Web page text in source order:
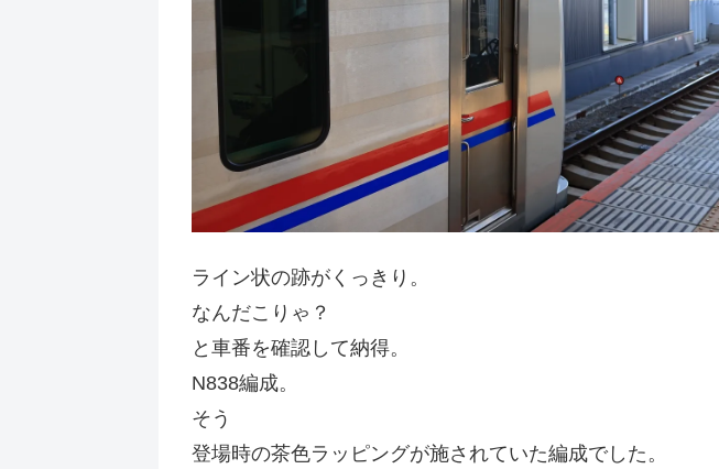
ライン状の跡がくっきり。
なんだこりゃ？
と車番を確認して納得。
N838編成。
そう
登場時の茶色ラッピングが施されていた編成でした。